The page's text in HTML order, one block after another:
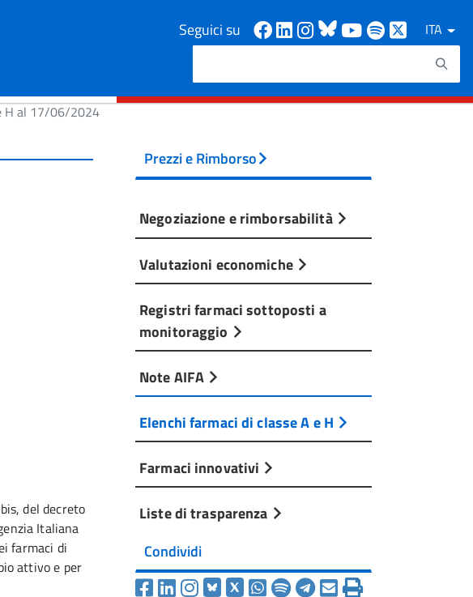
Seguici su Facebook
Linkedin
Instagram
Bluesky
Youtube
Spotify
ITA
Cerca
H al 17/06/2024
del decreto
Italiana
farmaci di
attivo e per
Prezzi e Rimborso
Negoziazione e rimborsabilità
Valutazioni economiche
Registri farmaci sottoposti a
monitoraggio
Note AIFA
Elenchi farmaci di classe A e H
Farmaci innovativi
Liste di trasparenza
Condividi